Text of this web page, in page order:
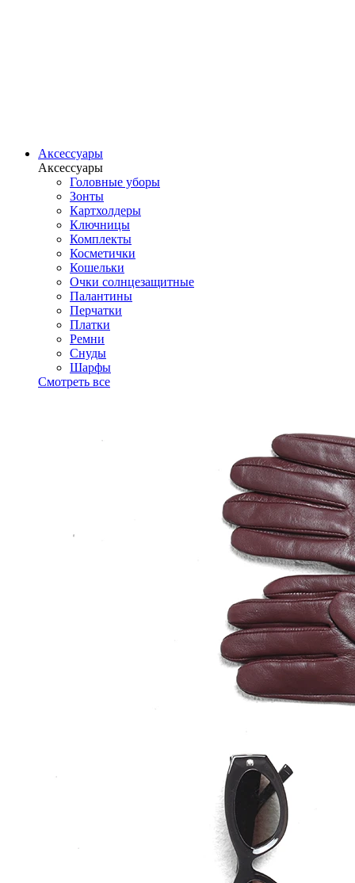
Аксессуары
Аксессуары
Головные уборы
Зонты
Картхолдеры
Ключницы
Комплекты
Косметички
Кошельки
Очки солнцезащитные
Палантины
Перчатки
Платки
Ремни
Снуды
Шарфы
Смотреть все